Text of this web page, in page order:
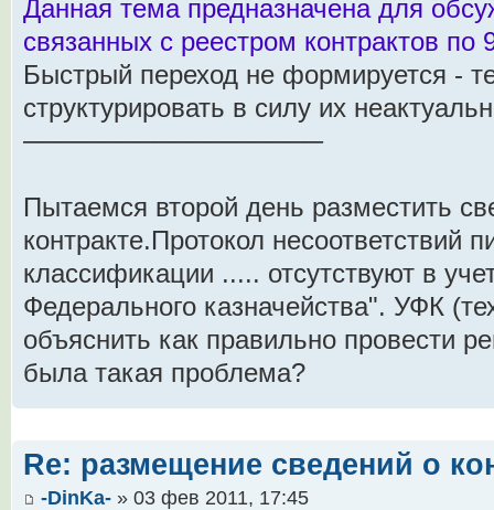
Данная тема предназначена для
связанных с реестром контрактов по
Быстрый переход не формируется -
структурировать в силу их
────────────────
Пытаемся второй день разместить
контракте.Протокол несоответствий
классификации ..... отсутствуют в
Федерального казначейства". УФК
объяснить как правильно провести
была такая проблема?
Re: размещение сведений о
-DinKa- » 03 фев 2011, 17:45